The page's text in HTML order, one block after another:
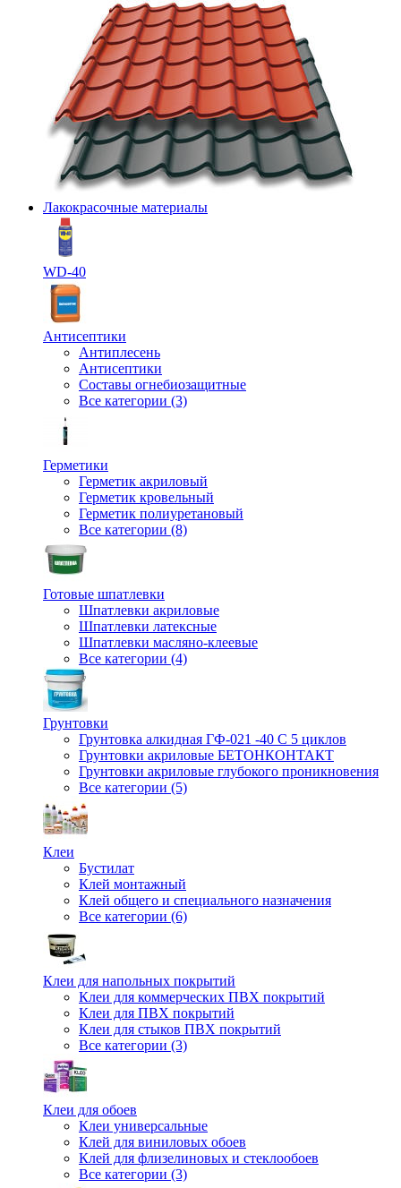
Лакокрасочные материалы
WD-40
Антисептики
Антиплесень
Антисептики
Составы огнебиозащитные
Все категории (3)
Герметики
Герметик акриловый
Герметик кровельный
Герметик полиуретановый
Все категории (8)
Готовые шпатлевки
Шпатлевки акриловые
Шпатлевки латексные
Шпатлевки масляно-клеевые
Все категории (4)
Грунтовки
Грунтовка алкидная ГФ-021 -40 С 5 циклов
Грунтовки акриловые БЕТОНКОНТАКТ
Грунтовки акриловые глубокого проникновения
Все категории (5)
Клеи
Бустилат
Клей монтажный
Клей общего и специального назначения
Все категории (6)
Клеи для напольных покрытий
Клеи для коммерческих ПВХ покрытий
Клеи для ПВХ покрытий
Клеи для стыков ПВХ покрытий
Все категории (3)
Клеи для обоев
Клеи универсальные
Клей для виниловых обоев
Клей для флизелиновых и стеклообоев
Все категории (3)